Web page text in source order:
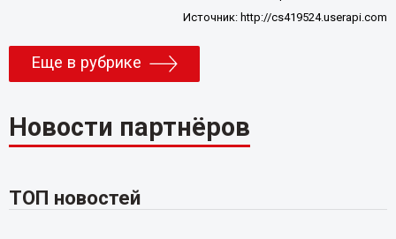
Источник: http://cs419524.userapi.com
Еще в рубрике
Новости партнёров
ТОП новостей